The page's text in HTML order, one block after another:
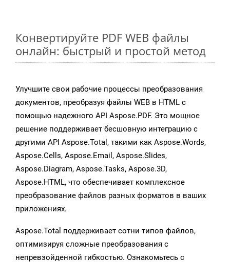
Конвертируйте PDF WEB файлы
онлайн: быстрый и простой метод
Улучшите свои рабочие процессы преобразования
документов, преобразуя файлы WEB в HTML с
помощью надежного API Aspose.PDF. Это мощное
решение поддерживает бесшовную интеграцию с
другими API Aspose.Total, такими как Aspose.Words,
Aspose.Cells, Aspose.Email, Aspose.Slides,
Aspose.Diagram, Aspose.Tasks, Aspose.3D,
Aspose.HTML, что обеспечивает комплексное
преобразование файлов разных форматов в ваших
приложениях.
Aspose.Total поддерживает сотни типов файлов,
оптимизируя сложные преобразования с
непревзойденной гибкостью. Ознакомьтесь с